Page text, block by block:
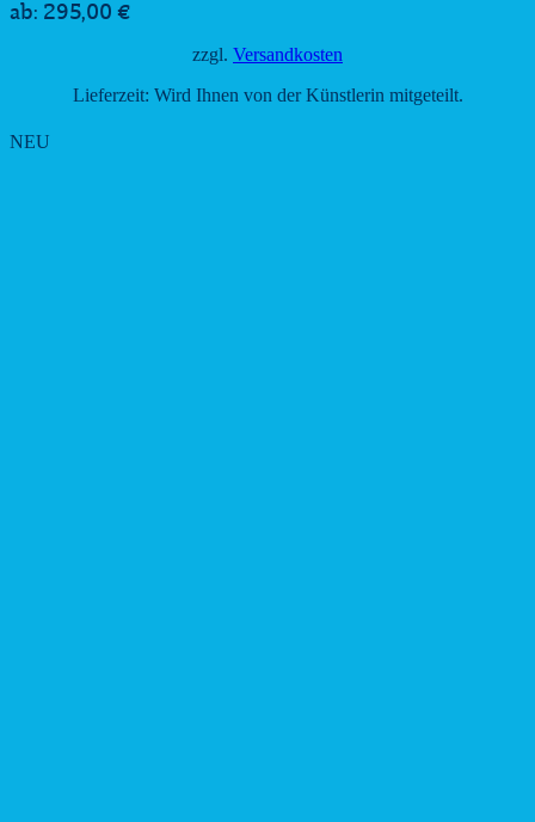
ab: 295,00 €
zzgl. Versandkosten
Lieferzeit: Wird Ihnen von der Künstlerin mitgeteilt.
NEU